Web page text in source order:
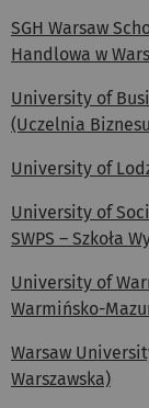
SGH Warsaw
Handlowa w
University of
(Uczelnia
University of
University of
SWPS – Szkoła
University of
Warmińsko-
Warsaw
Warszawska)